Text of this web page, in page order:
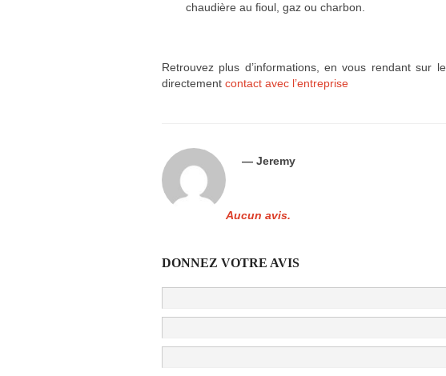
chaudière au fioul, gaz ou charbon.
Retrouvez plus d’informations, en vous rendant sur
directement contact avec l’entreprise
— Jeremy
Aucun avis.
DONNEZ VOTRE AVIS